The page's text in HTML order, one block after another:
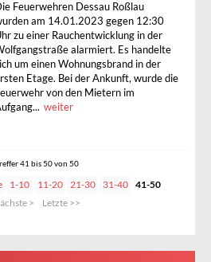
Feuerwehren Dessau Roßlau
am 14.01.2023 gegen 12:30
zu einer Rauchentwicklung in der
alarmiert. Es handelte
um einen Wohnungsbrand in der
Etage. Bei der Ankunft, wurde die
von den Mietern im
weiter
41 bis 50 von 50
1-10 11-20 21-30 31-40
41-50
>
Letzte >>